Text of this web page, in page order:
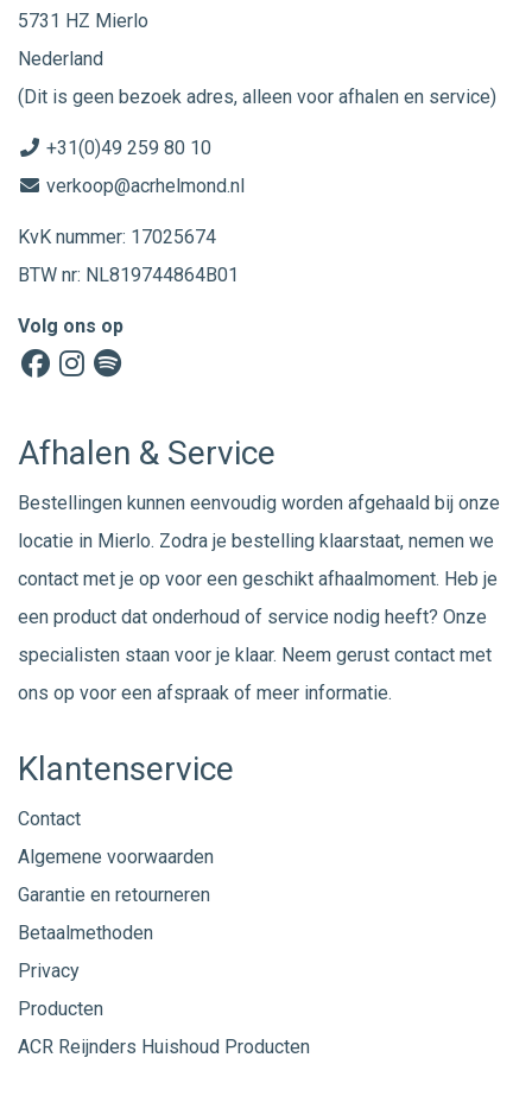
5731 HZ Mierlo
Nederland
(Dit is geen bezoek adres, alleen voor afhalen en service)
+31(0)49 259 80 10
verkoop@acrhelmond.nl
KvK nummer: 17025674
BTW nr: NL819744864B01
Volg ons op
Afhalen & Service
Bestellingen kunnen eenvoudig worden afgehaald bij onze
locatie in Mierlo. Zodra je bestelling klaarstaat, nemen we
contact met je op voor een geschikt afhaalmoment. Heb je
een product dat onderhoud of service nodig heeft? Onze
specialisten staan voor je klaar. Neem gerust contact met
ons op voor een afspraak of meer informatie.
Klantenservice
Contact
Algemene voorwaarden
Garantie en retourneren
Betaalmethoden
Privacy
Producten
ACR Reijnders Huishoud Producten